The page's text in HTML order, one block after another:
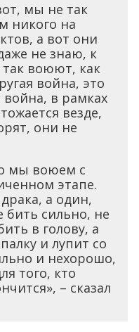
мы не так
никого на
а вот они
не знаю, к
воюют, как
война, это
война, в рамках
везде,
они не
мы воюем с
этапе.
а один,
бить сильно, не
в голову, а
и лупит со
и нехорошо,
того, кто
– сказал